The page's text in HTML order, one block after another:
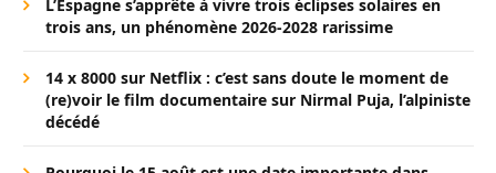
L’Espagne s’apprête à vivre trois éclipses solaires en
trois ans, un phénomène 2026-2028 rarissime
14 x 8000 sur Netflix : c’est sans doute le moment de
(re)voir le film documentaire sur Nirmal Puja, l’alpiniste
décédé